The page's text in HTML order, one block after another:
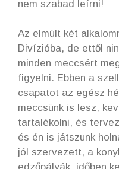
nem szabad leírni!
Az elmúlt két
Divízióba, de ettől
minden meccsért
figyelni. Ebben a
csapatot az egész
meccsünk is lesz,
tartalékolni, és
és én is játszunk
jól szervezett, a